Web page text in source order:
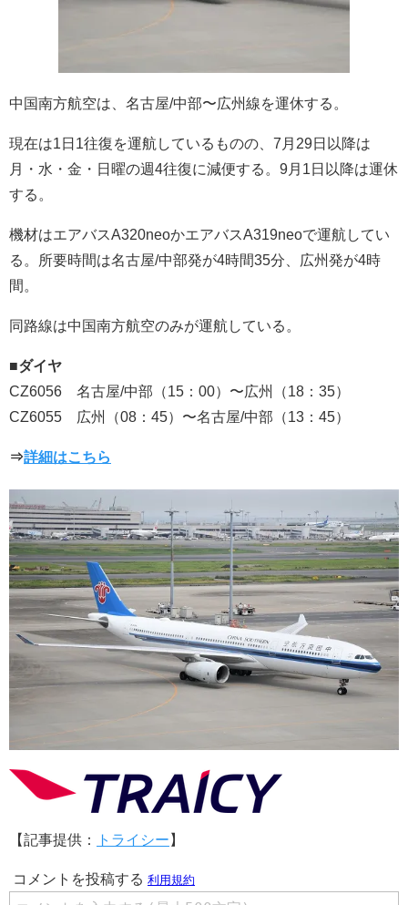
中国南方航空は、名古屋/中部〜広州線を運休する。
現在は1日1往復を運航しているものの、7月29日以降は
月・水・金・日曜の週4往復に減便する。9月1日以降は運休
する。
機材はエアバスA320neoかエアバスA319neoで運航してい
る。所要時間は名古屋/中部発が4時間35分、広州発が4時
間。
同路線は中国南方航空のみが運航している。
■ダイヤ
CZ6056 名古屋/中部（15：00）〜広州（18：35）
CZ6055 広州（08：45）〜名古屋/中部（13：45）
⇒詳細はこちら
【記事提供： トライシー 】